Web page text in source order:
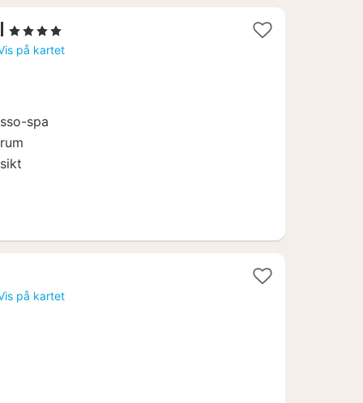
1
natt
, 4 Stjerner
på kartet
spa
på kartet